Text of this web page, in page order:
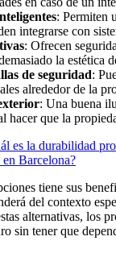
: Permiten
integrarse con
: Ofrecen
la estética
de seguridad:
alrededor de la
: Una buena
hacer que la
es la durabilidad
Barcelona?
tiene sus
del contexto
alternativas, los
sin tener que